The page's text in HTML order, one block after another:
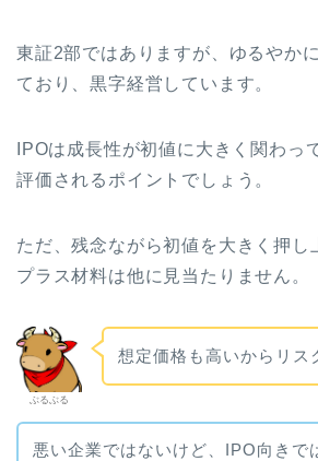
東証2部ではありますが、ゆるやか
ており、黒字経営しています。
IPOは成長性が初値に大きく関わっ
評価されるポイントでしょう。
ただ、残念ながら初値を大きく押し
プラス材料は他に見当たりません。
ぶるぶる
想定価格も高いからリス
悪い企業ではないけど、IPO向きで